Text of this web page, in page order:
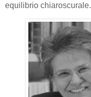
equilibrio chiaroscurale.